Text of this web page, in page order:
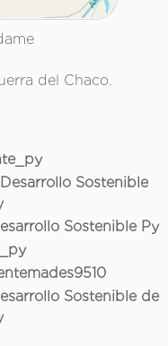
del Chaco.
Sostenible
Sostenible Py
Sostenible de